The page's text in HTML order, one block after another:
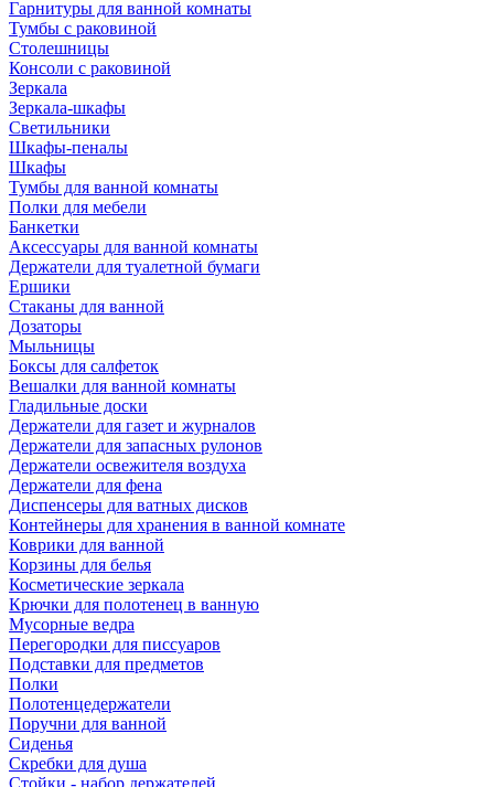
Гарнитуры для ванной комнаты
Тумбы с раковиной
Столешницы
Консоли с раковиной
Зеркала
Зеркала-шкафы
Светильники
Шкафы-пеналы
Шкафы
Тумбы для ванной комнаты
Полки для мебели
Банкетки
Аксессуары для ванной комнаты
Держатели для туалетной бумаги
Ершики
Стаканы для ванной
Дозаторы
Мыльницы
Боксы для салфеток
Вешалки для ванной комнаты
Гладильные доски
Держатели для газет и журналов
Держатели для запасных рулонов
Держатели освежителя воздуха
Держатели для фена
Диспенсеры для ватных дисков
Контейнеры для хранения в ванной комнате
Коврики для ванной
Корзины для белья
Косметические зеркала
Крючки для полотенец в ванную
Мусорные ведра
Перегородки для писсуаров
Подставки для предметов
Полки
Полотенцедержатели
Поручни для ванной
Сиденья
Скребки для душа
Стойки - набор держателей